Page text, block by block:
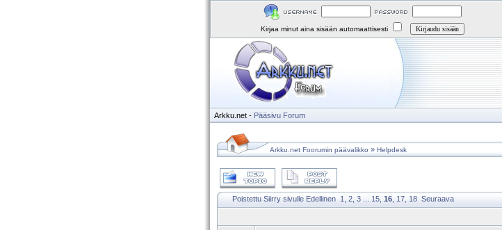
Kirjaa minut aina sisään automaattisesti
Arkku.net - Pääsivu Forum
Arkku.net Foorumin päävalikko » Helpdesk
Poistettu Siirry sivulle Edellinen 1 2 3 15 16 17 18 Seuraava